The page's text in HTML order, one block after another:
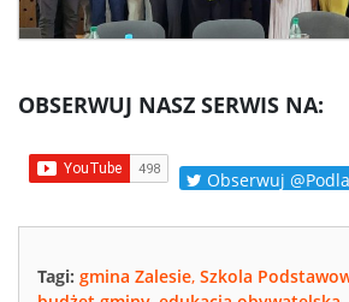
OBSERWUJ NASZ SERWIS NA:
Obserwuj
Tagi: gmina Zalesie, Szkola